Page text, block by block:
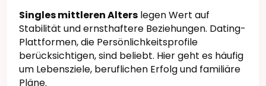
Singles mittleren Alters legen Wert auf
Stabilität und ernsthaftere Beziehungen. Dating-
Plattformen, die Persönlichkeitsprofile
berücksichtigen, sind beliebt. Hier geht es häufig
um Lebensziele, beruflichen Erfolg und familiäre
Pläne.